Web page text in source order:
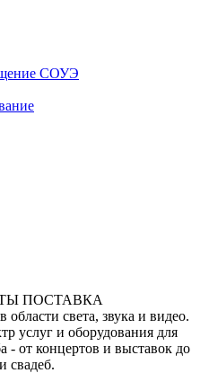
СОУЭ
ПОСТАВКА
света, звука и видео.
услуг и оборудования для
- от концертов и выставок до
свадеб.